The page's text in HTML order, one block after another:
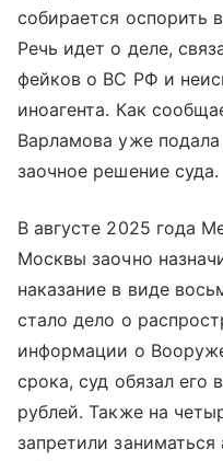
собирается оспорить
Речь идет о деле,
фейков о ВС РФ и
иноагента. Как
Варламова уже
заочное решение суда.
В августе 2025 года
Москвы заочно
наказание в виде
стало дело о
информации о
срока, суд обязал его
рублей. Также на
запретили